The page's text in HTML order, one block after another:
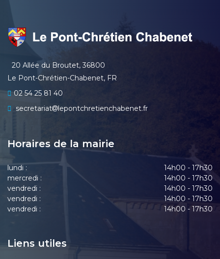
20 Allée du Broutet, 36800
Le Pont-Chrétien-Chabenet, FR
02 54 25 81 40
secretariat
lepontchretienchabenet.fr
Horaires de la mairie
lundi :
14h00 - 17h30
mercredi :
14h00 - 17h30
vendredi :
14h00 - 17h30
vendredi :
14h00 - 17h30
vendredi :
14h00 - 17h30
Liens utiles